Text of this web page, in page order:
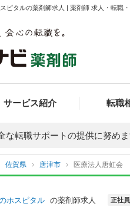
タルの薬剤師求人 | 薬剤師 求人・転職・
サービス紹介 転職
な転職サポートの提供に努めま
佐賀県 唐津市 医療法人唐虹会
ホスピタル の薬剤師求人 正社員